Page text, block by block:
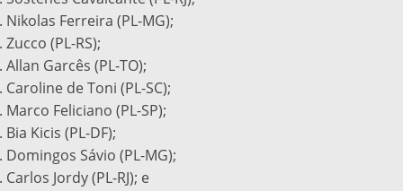
Nikolas Ferreira (PL-MG);
Zucco (PL-RS);
Allan Garcês (PL-TO);
Caroline de Toni (PL-SC);
Marco Feliciano (PL-SP);
Bia Kicis (PL-DF);
Domingos Sávio (PL-MG);
Carlos Jordy (PL-RJ); e